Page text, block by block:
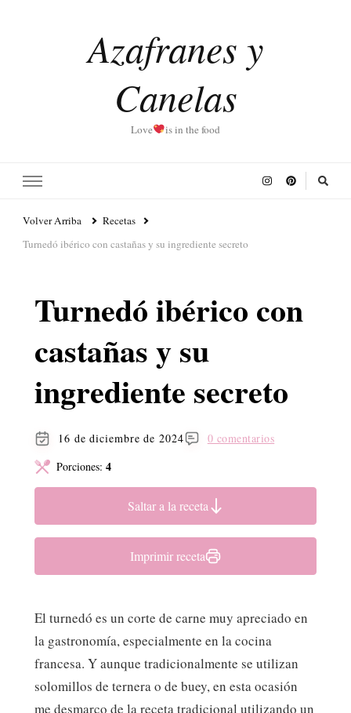
Azafranes y
Canelas
Love is in the food
Volver Arriba
Recetas
Turnedó ibérico con castañas y su ingrediente secreto
Turnedó ibérico con
castañas y su
ingrediente secreto
16 de diciembre de 2024
0 comentarios
Porciones: 4
Saltar a la receta
Imprimir receta
El turnedó es un corte de carne muy apreciado en
la gastronomía, especialmente en la cocina
francesa. Y aunque tradicionalmente se utilizan
solomillos de ternera o de buey, en esta ocasión
me desmarco de la receta tradicional utilizando un